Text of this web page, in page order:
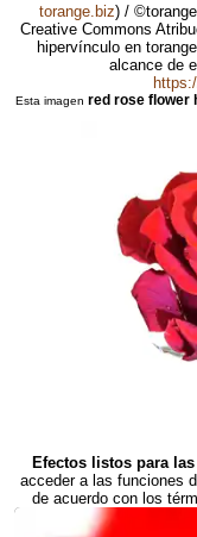
torange.biz) /
Creative Commons
hipervínculo en
alcance de
Esta imagen red rose flower
Efectos listos para
acceder a las funciones
de acuerdo con los